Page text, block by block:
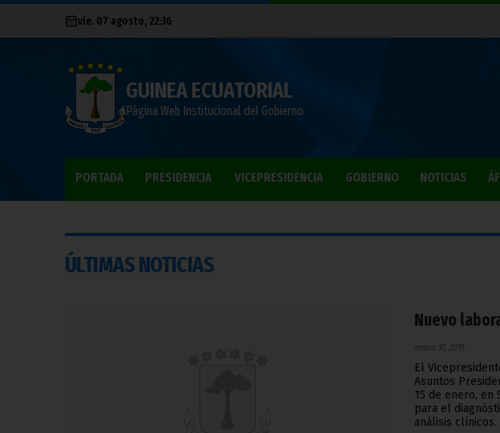
vie. 07 agosto, 22:36
GUINEA ECUATORIAL
Página Web Institucional del Gobierno
PORTADA PRESIDENCIA VICEPRESIDENCIA GOBIERNO NOTICIAS
ÚLTIMAS NOTICIAS
Nuevo
enero 17, 2015
El
Asuntos
15 de enero,
para el
análisis clínicos.